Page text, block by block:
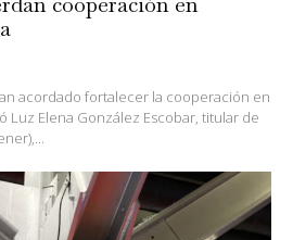
acordado fortalecer la cooperación en
Luz Elena González Escobar, titular de